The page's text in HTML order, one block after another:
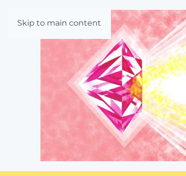
Skip to main content